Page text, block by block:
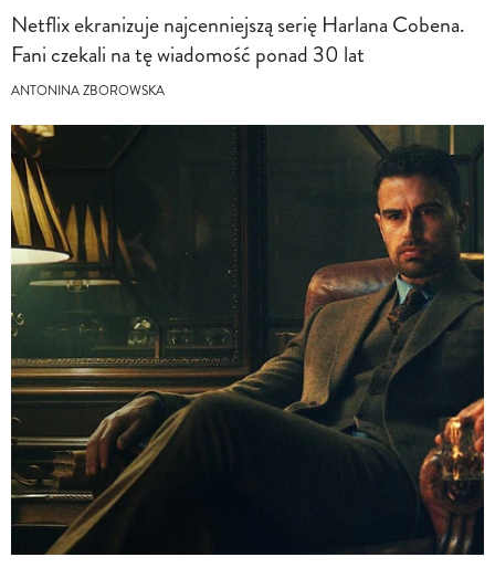
Netflix ekranizuje najcenniejszą serię Harlana Cobena.
Fani czekali na tę wiadomość ponad 30 lat
ANTONINA ZBOROWSKA